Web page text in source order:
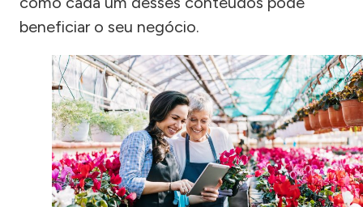
beneficiar o seu negócio.